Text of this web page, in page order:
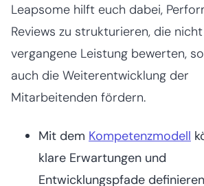
Leapsome hilft euch dabei,
Reviews zu strukturieren, die
vergangene Leistung bewerten,
auch die Weiterentwicklung der
Mitarbeitenden fördern.
Mit dem Kompetenzmodell
klare Erwartungen und
Entwicklungspfade